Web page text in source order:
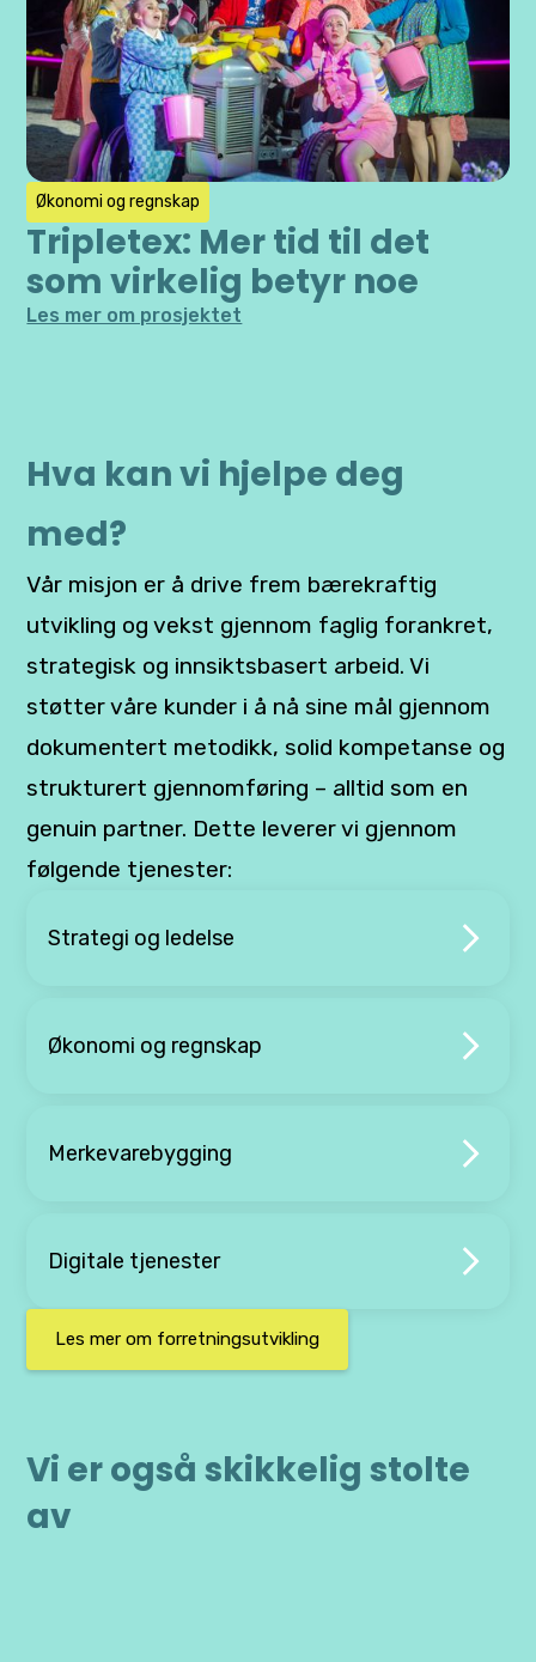
Økonomi og regnskap
Tripletex: Mer tid til det
som virkelig betyr noe
Les mer om prosjektet
Hva kan vi hjelpe deg
med?
Vår misjon er å drive frem bærekraftig
utvikling og vekst gjennom faglig forankret,
strategisk og innsiktsbasert arbeid. Vi
støtter våre kunder i å nå sine mål gjennom
dokumentert metodikk, solid kompetanse og
strukturert gjennomføring – alltid som en
genuin partner. Dette leverer vi gjennom
følgende tjenester:
Strategi og ledelse
Økonomi og regnskap
Merkevarebygging
Digitale tjenester
Les mer om forretningsutvikling
Vi er også skikkelig stolte
av